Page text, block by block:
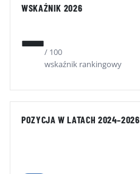
WSKAŹNIK 2026
—/ 100
wskaźnik rankingowy
POZYCJA W LATACH 2024–2026